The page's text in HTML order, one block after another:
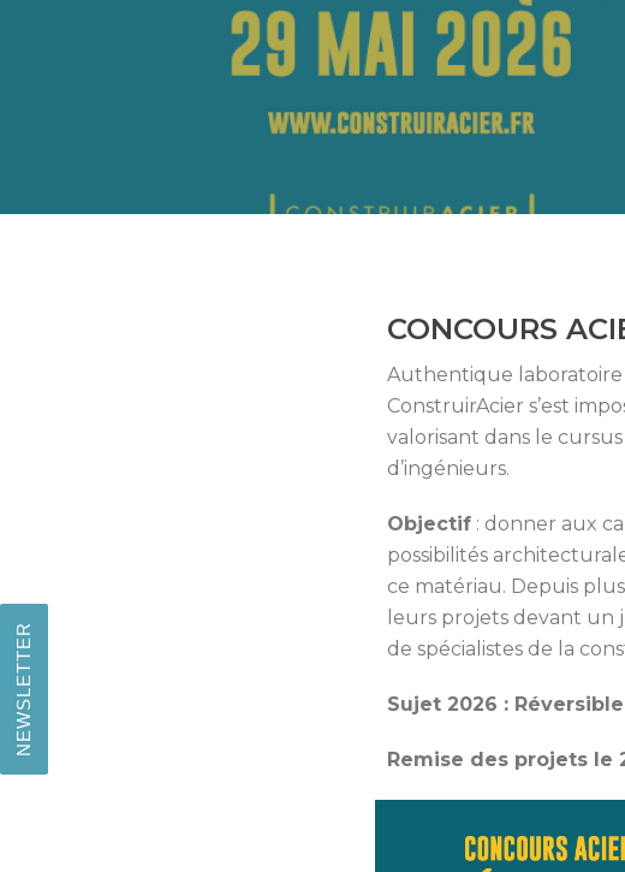
CONCOURS
Authentique laboratoire
ConstruirAcier s’est
valorisant dans le
d’ingénieurs.
Objectif : donner aux
possibilités
ce matériau. Depuis
leurs projets devant un
de spécialistes de la
Sujet 2026 :
Remise des projets le
NEWSLETTER